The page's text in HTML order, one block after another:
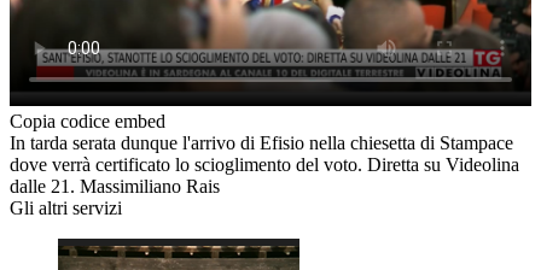
Copia codice embed
In tarda serata dunque l'arrivo di Efisio nella chiesetta di Stampace
dove verrà certificato lo scioglimento del voto. Diretta su Videolina
dalle 21. Massimiliano Rais
Gli altri servizi